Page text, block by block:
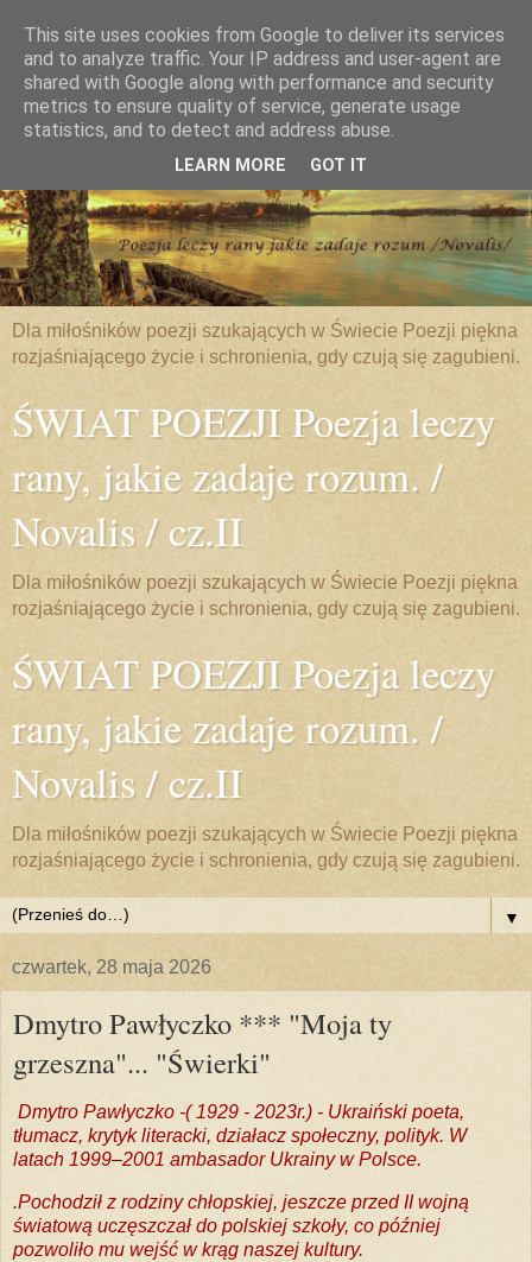
Dla miłośników poezji szukających w Świecie Poezji piękna
rozjaśniającego życie i schronienia, gdy czują się zagubieni.
ŚWIAT POEZJI Poezja leczy
rany, jakie zadaje rozum. /
Novalis / cz.II
Dla miłośników poezji szukających w Świecie Poezji piękna
rozjaśniającego życie i schronienia, gdy czują się zagubieni.
ŚWIAT POEZJI Poezja leczy
rany, jakie zadaje rozum. /
Novalis / cz.II
Dla miłośników poezji szukających w Świecie Poezji piękna
rozjaśniającego życie i schronienia, gdy czują się zagubieni.
▼
czwartek, 28 maja 2026
Dmytro Pawłyczko *** "Moja ty
grzeszna"... "Świerki"
Dmytro Pawłyczko -( 1929 - 2023r.) - Ukraiński poeta,
tłumacz, krytyk literacki, działacz społeczny, polityk. W
latach 1999–2001 ambasador Ukrainy w Polsce.
.Pochodził z rodziny chłopskiej, jeszcze przed II wojną
światową uczęszczał do polskiej szkoły, co później
pozwoliło mu wejść w krąg naszej kultury.
This site uses cookies from Google to deliver its services
and to analyze traffic. Your IP address and user-agent are
shared with Google along with performance and security
metrics to ensure quality of service, generate usage
statistics, and to detect and address abuse.
LEARN MORE GOT IT